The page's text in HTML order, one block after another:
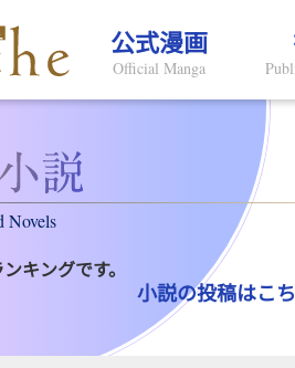
公式漫画
Official Manga
Novels
キングです。
小説の投稿はこ